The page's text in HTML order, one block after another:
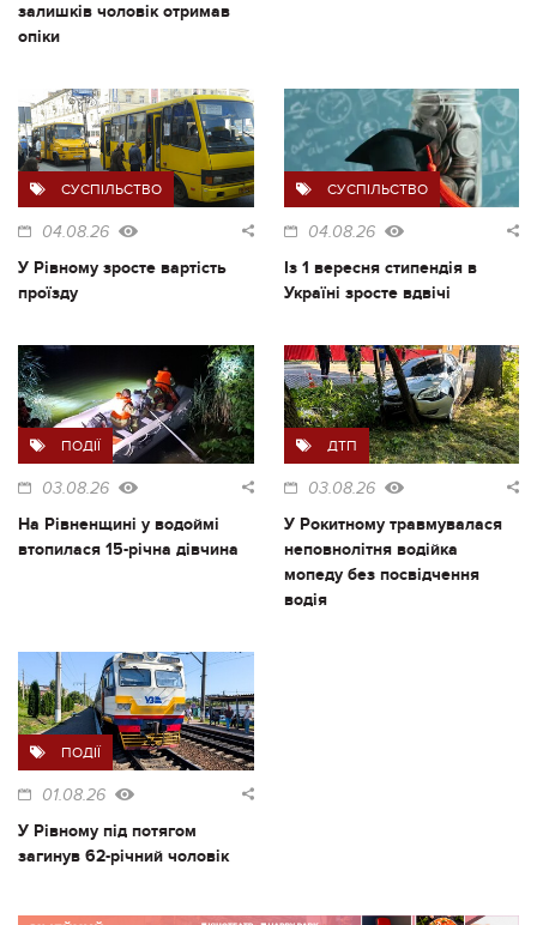
залишків чоловік отримав
опіки
СУСПІЛЬСТВО
04.08.26
У Рівному зросте вартість
проїзду
СУСПІЛЬСТВО
04.08.26
Із 1 вересня стипендія в
Україні зросте вдвічі
ПОДІЇ
03.08.26
На Рівненщині у водоймі
втопилася 15-річна дівчина
ДТП
03.08.26
У Рокитному травмувалася
неповнолітня водійка
мопеду без посвідчення
водія
ПОДІЇ
01.08.26
У Рівному під потягом
загинув 62-річний чоловік